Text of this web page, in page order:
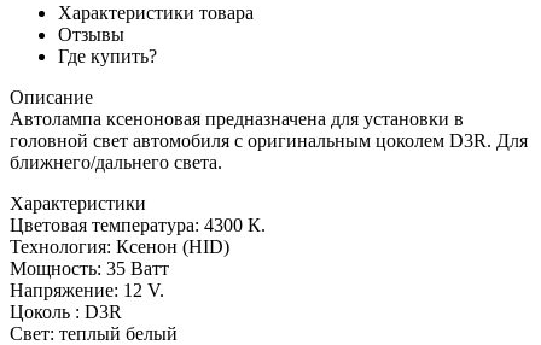
Характеристики товара
Отзывы
Где купить?
Описание
Автолампа ксеноновая предназначена для установки в
головной свет автомобиля с оригинальным цоколем D3R. Для
ближнего/дальнего света.
Характеристики
Цветовая температура: 4300 К.
Технология: Ксенон (HID)
Мощность: 35 Ватт
Напряжение: 12 V.
Цоколь : D3R
Свет: теплый белый